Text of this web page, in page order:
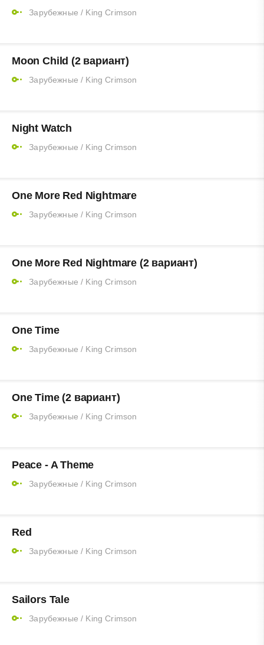
Зарубежные / King Crimson
Moon Child (2 вариант)
Зарубежные / King Crimson
Night Watch
Зарубежные / King Crimson
One More Red Nightmare
Зарубежные / King Crimson
One More Red Nightmare (2 вариант)
Зарубежные / King Crimson
One Time
Зарубежные / King Crimson
One Time (2 вариант)
Зарубежные / King Crimson
Peace - A Theme
Зарубежные / King Crimson
Red
Зарубежные / King Crimson
Sailors Tale
Зарубежные / King Crimson